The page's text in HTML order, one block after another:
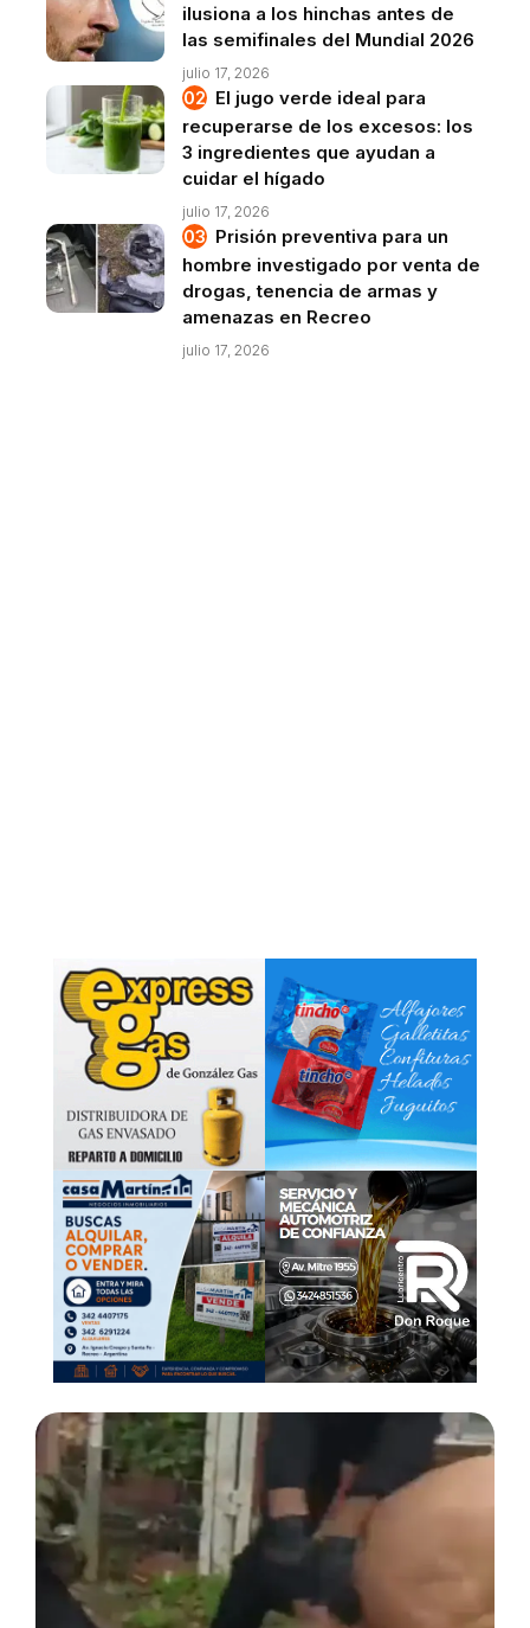
ilusiona a los hinchas antes de
las semifinales del Mundial 2026
julio 17, 2026
El jugo verde ideal para
recuperarse de los excesos: los
3 ingredientes que ayudan a
cuidar el hígado
julio 17, 2026
Prisión preventiva para un
hombre investigado por venta de
drogas, tenencia de armas y
amenazas en Recreo
julio 17, 2026